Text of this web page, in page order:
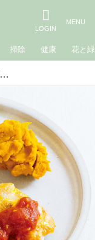
掃除 健康 花と緑
手軽でおいしい“タンパク質”ごはん「チーズポークピカタ」のつくり方。豚肉、チーズ、卵で高タンパク！元気で若々しい体に／長谷川弓子さん（料理家・栄養士）